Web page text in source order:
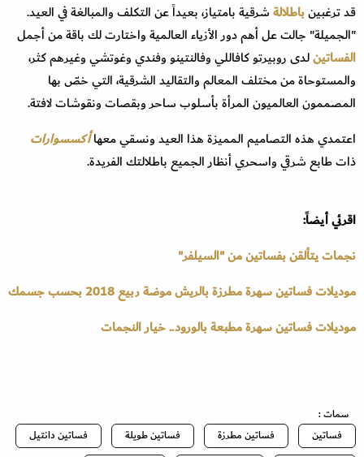
قد ترغبينباطلالةشرقية بامتياز، بعيداً عن التكلف والمبالغة في العيد.
"الجميلة" جالت عل أهم دور الأزياء العالمية واختارت لك باقة من أجمل
الفساتينلدى روبيرتو كافاللي وفالنتينو وفندي وغوتشي وغيرهم كثر،
والمستوحاة من مختلف المعالم والتقاليد الشرقية، التي خصّ بها
المصممون العالميون المرأة بأسلوب ساحر وبقصات ونقوشات لافتة.
اعتمدي هذه التصاميم المميزة هذا العيد ونسقي معهاأكسسوارات
ذات طابع شرقي واسحري أنظار الجميع باطلالتك الفريدة.
اقرئي أيضاً:
نجمات يتألقن بفساتين من "السيلفر"
موديلات فساتين سهرة مطرزة بالريش موضة ربيع 2018 بحسب جسمك
موديلات فساتين سهرة مطبعة بالورود.. خيار النجمات
سمات :
فساتين
فساتين مطرزة فساتين طويلة
فساتين دانتيل